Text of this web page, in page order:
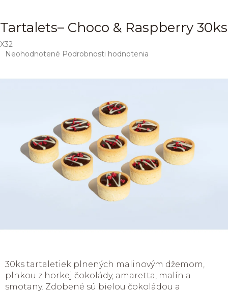
Tartalets– Choco & Raspberry 30ks
X32
Priemerné
Neohodnotené Podrobnosti hodnotenia
30ks tartaletiek plnených malinovým džemom,
plnkou z horkej čokolády, amaretta, malín a
smotany. Zdobené sú bielou čokoládou a